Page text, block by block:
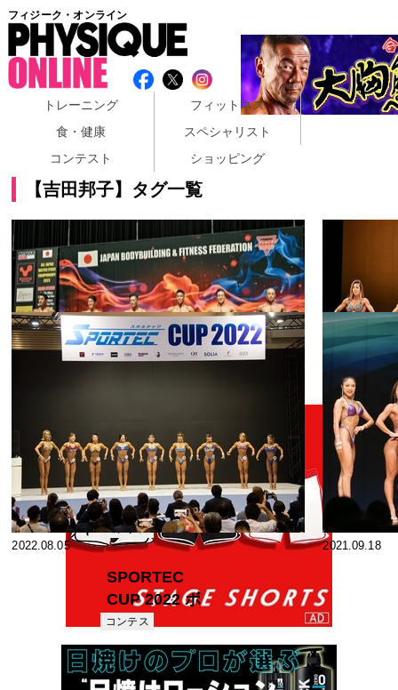
フィジーク・オンライン
トレーニング
フィットネス
食・健康
スペシャリスト
コンテスト
ショッピング
【吉田邦子】タグ一覧
2023.09.15
2023年9月9日開
催 ALL JAPAN
MASTERS
FITNESS
CHAMPIONSHIPS
2023【結果】
コンテス
ト
2022.09.21
2022.08.05
SPORTEC
CUP 2022 ボ
ディフィット
ネス【画像44
枚】
コンテス
2021.09.18